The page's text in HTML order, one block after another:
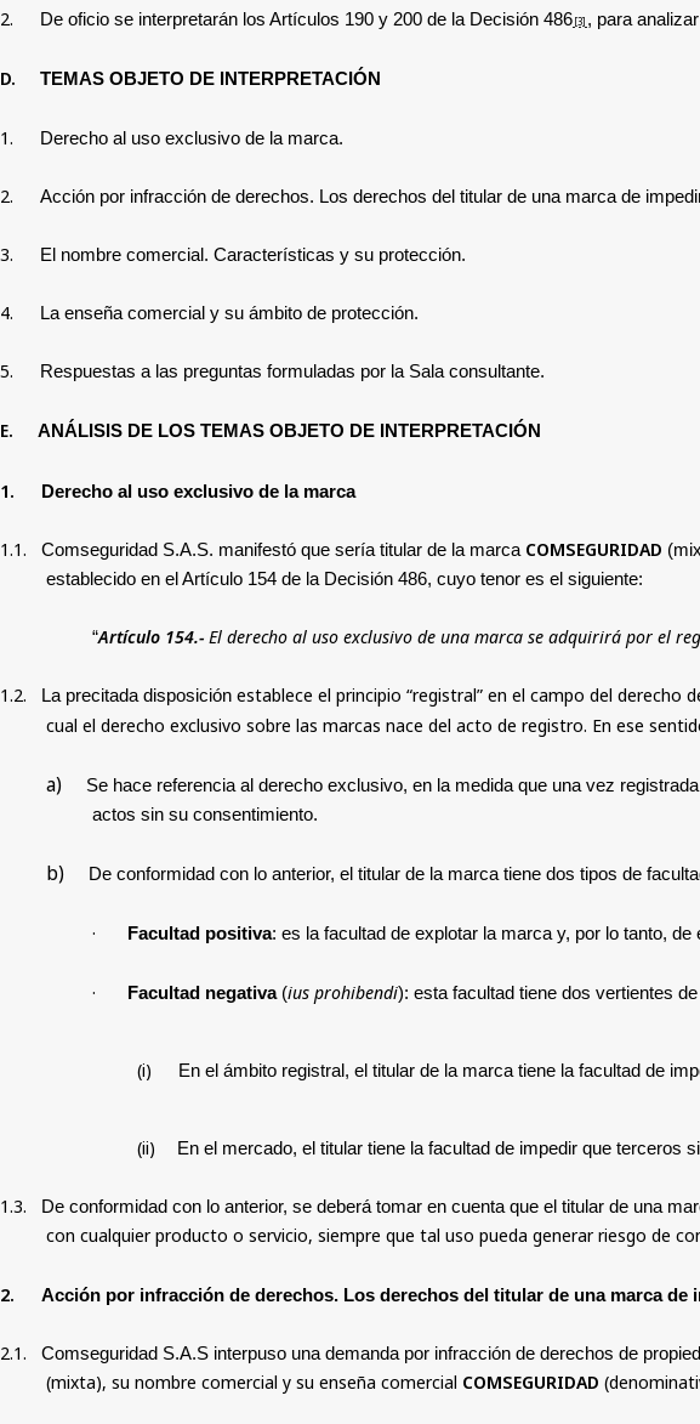
2. De oficio se interpretarán los Artículos 190 y 200 de la Decisión 486[3] , para
D. TEMAS OBJETO DE INTERPRETACIÓN
1. Derecho al uso exclusivo de la marca.
2. Acción por infracción de derechos. Los derechos del titular de una marca de
3. El nombre comercial. Características y su protección.
4. La enseña comercial y su ámbito de protección.
5. Respuestas a las preguntas formuladas por la Sala consultante.
E. ANÁLISIS DE LOS TEMAS OBJETO DE INTERPRETACIÓN
1. Derecho al uso exclusivo de la marca
1.1. Comseguridad S.A.S. manifestó que sería titular de la marca COMSEGURIDAD
establecido en el Artículo 154 de la Decisión 486, cuyo tenor es el siguiente:
“Artículo 154.-El derecho al uso exclusivo de una marca se adquirirá por el
1.2. La precitada disposición establece el principio “registral” en el campo del
cual el derecho exclusivo sobre las marcas nace del acto de registro. En ese
a)
Se hace referencia al derecho exclusivo, en la medida que una vez
actos sin su consentimiento.
b) De conformidad con lo anterior, el titular de la marca tiene dos tipos de
· Facultad positiva: es la facultad de explotar la marca y, por lo tanto,
· Facultad negativa(ius prohibendi): esta facultad tiene dos vertientes
(i) En el ámbito registral, el titular de la marca tiene la facultad de
(ii) En el mercado, el titular tiene la facultad de impedir que
1.3. De conformidad con lo anterior, se deberá tomar en cuenta que el titular de una
con cualquier producto o servicio, siempre que tal uso pueda generar riesgo de
2. Acción por infracción de derechos. Los derechos del titular de una marca
2.1. Comseguridad S.A.S interpuso una demanda por infracción de derechos de
(mixta), su nombre comercial y su enseña comercial COMSEGURIDAD